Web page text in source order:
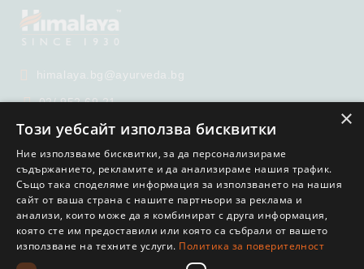
himalaya.bg@ayurveda.bg
02/ 952 69 21
02/ 951 65 99
GDPR
×
Този уебсайт използва бисквитки
Ние използваме бисквитки, за да персонализираме
съдържанието, рекламите и да анализираме нашия трафик.
Също така споделяме информация за използването на нашия
сайт от ваша страна с нашите партньори за реклама и
анализи, които може да я комбинират с друга информация,
която сте им предоставили или която са събрали от вашето
използване на техните услуги. Политика за поверителност